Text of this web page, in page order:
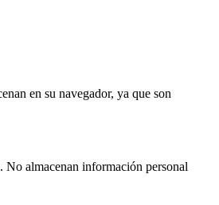
en su navegador, ya que son
No almacenan información personal